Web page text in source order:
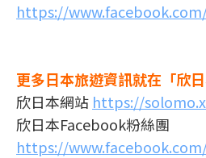
https://
更多日本旅遊資訊就在「欣日
欣日本網站 https://
欣日本Facebook粉絲團
https://